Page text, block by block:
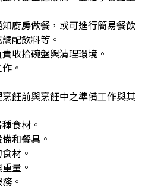
廚房做餐，或可進行簡易餐飲
配飲料等。
收拾碗盤與清理環境。
。
飪前與烹飪中之準備工作與其
食材。
和餐具。
材。
量。
。